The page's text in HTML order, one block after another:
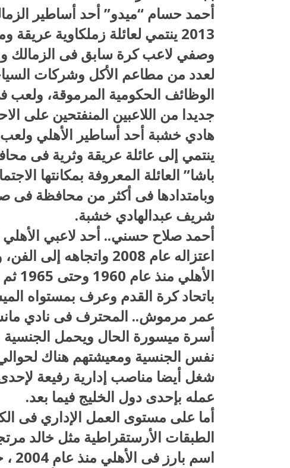
2013 ينتمي لعائلة زملكاوية
وصفي لاعب كرة سابق فى الزمالك
لعدد من مطاعم الأكل وشركات
الوظائف الحكومية المرموقة، ولعب
جديدا من اللاعبين المنفتحين على
ينتمي إلى عائلة عريقة وثرية فى
باشا” العائلة المعروفة بمكانتها
وبامتدادها فى أكثر من محافظة فى
شريف عبدالهادي خشبة.
اعتزاله عام 2008
باتحاد كرة القدم وعرف بمستواه
عمر مرموش.. المحترف فى نادي
أسرة ميسورة الحال ويحمل الجنسية
شغل أيضا مناصب إدارية رفيعة
عمله بإحدى دول الخليج فيما بعد.
أما على مستوى العمل الإداري فى
الطبقات الأرستقراطية مثل خالد